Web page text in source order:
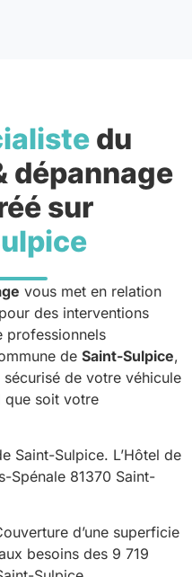
du
dépannage
sur
vous met en relation
des interventions
professionnels
de Saint-Sulpice,
de votre véhicule
que soit votre
Saint-Sulpice. L’Hôtel de
Spénale 81370 Saint-
d’une superficie
besoins des 9 719